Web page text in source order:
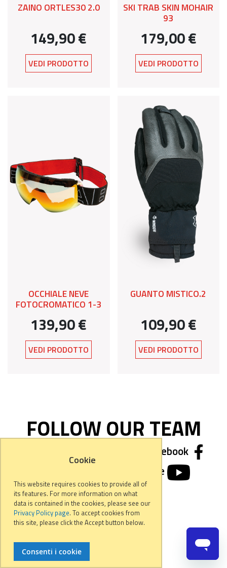
Cookie
This website requires cookies to provide all of
its features. For more information on what
data is contained in the cookies, please see our
Privacy Policy page. To accept cookies from
this site, please click the Accept button below.
Consenti i cookie
ZAINO ORTLES30 2.0
149,90 €
VEDI PRODOTTO
SKI TRAB SKIN MOHAIR
93
179,00 €
VEDI PRODOTTO
OCCHIALE NEVE
FOTOCROMATICO 1-3
139,90 €
VEDI PRODOTTO
GUANTO MISTICO.2
109,90 €
VEDI PRODOTTO
FOLLOW OUR TEAM
We are social, follow us on Facebook
or Youtube